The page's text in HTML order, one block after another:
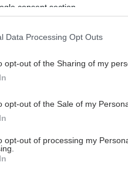
consent section.
Data Processing Opt Outs
opt-out of the Sharing of my
opt-out of the Sale of my
opt-out of processing my
ο άνθρωπος
ενώ άλλοι
αίτια που οδήγησαν στο
Σημαντικό είναι το
προσαρμογής στο πένθος.
για ένα χρόνο. Η φάση
της